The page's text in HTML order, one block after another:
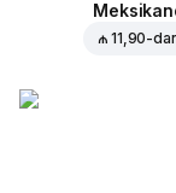
₼ 11,90-